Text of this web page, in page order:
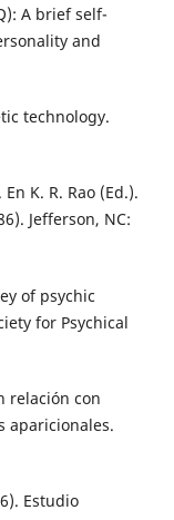
A brief self-
and
technology.
K. R. Rao (Ed.).
Jefferson, NC:
of psychic
for Psychical
relación con
aparicionales.
Estudio